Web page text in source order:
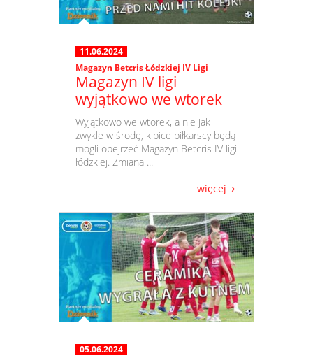
11.06.2024
Magazyn Betcris Łódzkiej IV Ligi
Magazyn IV ligi
wyjątkowo we wtorek
​ Wyjątkowo we wtorek, a nie jak
zwykle w środę, kibice piłkarscy będą
mogli obejrzeć Magazyn Betcris IV ligi
łódzkiej. Zmiana ...
więcej
05.06.2024